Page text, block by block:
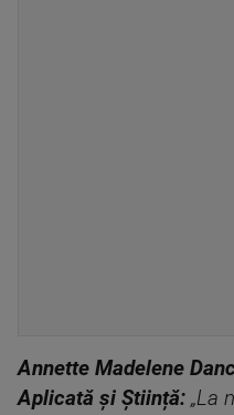
Annette Madelene
Aplicată și Știință: „La